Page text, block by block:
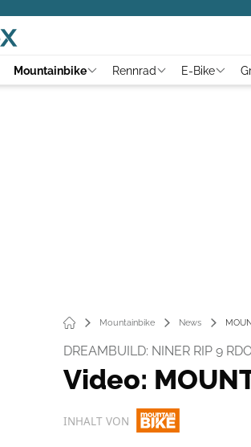
Mountainbike Rennrad E-Bike
Mountainbike News
DREAMBUILD: NINER RIP 9
Video:
INHALT VON